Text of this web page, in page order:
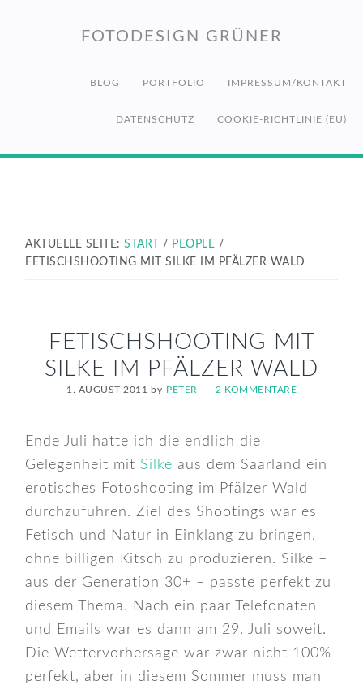
HauptnavigationFOTODESIGN GRÜNER
BLOG PORTFOLIO IMPRESSUM/KONTAKT
DATENSCHUTZ COOKIE-RICHTLINIE (EU)
AKTUELLE SEITE:START / PEOPLE /
FETISCHSHOOTING MIT SILKE IM PFÄLZER WALD
FETISCHSHOOTING MIT
SILKE IM PFÄLZER WALD
1. AUGUST 2011 by PETER 2 KOMMENTARE
Ende Juli hatte ich die endlich die
Gelegenheit mit Silke aus dem Saarland ein
erotisches Fotoshooting im Pfälzer Wald
durchzuführen. Ziel des Shootings war es
Fetisch und Natur in Einklang zu bringen,
ohne billigen Kitsch zu produzieren. Silke –
aus der Generation 30+ – passte perfekt zu
diesem Thema. Nach ein paar Telefonaten
und Emails war es dann am 29. Juli soweit.
Die Wettervorhersage war zwar nicht 100%
perfekt, aber in diesem Sommer muss man